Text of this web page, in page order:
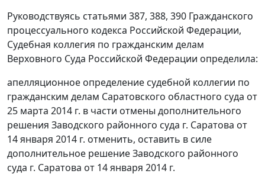
Руководствуясь статьями 387, 388, 390 Гражданского
процессуального кодекса Российской Федерации,
Судебная коллегия по гражданским делам
Верховного Суда Российской Федерации определила:
апелляционное определение судебной коллегии по
гражданским делам Саратовского областного суда от
25 марта 2014 г. в части отмены дополнительного
решения Заводского районного суда г. Саратова от
14 января 2014 г. отменить, оставить в силе
дополнительное решение Заводского районного
суда г. Саратова от 14 января 2014 г.